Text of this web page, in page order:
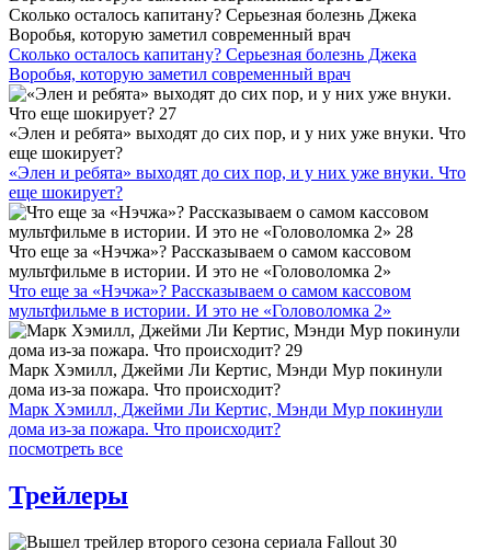
Сколько осталось капитану? Серьезная болезнь Джека
Воробья, которую заметил современный врач
Сколько осталось капитану? Серьезная болезнь Джека
Воробья, которую заметил современный врач
«Элен и ребята» выходят до сих пор, и у них уже внуки. Что
еще шокирует?
«Элен и ребята» выходят до сих пор, и у них уже внуки. Что
еще шокирует?
Что еще за «Нэчжа»? Рассказываем о самом кассовом
мультфильме в истории. И это не «Головоломка 2»
Что еще за «Нэчжа»? Рассказываем о самом кассовом
мультфильме в истории. И это не «Головоломка 2»
Марк Хэмилл, Джейми Ли Кертис, Мэнди Мур покинули
дома из-за пожара. Что происходит?
Марк Хэмилл, Джейми Ли Кертис, Мэнди Мур покинули
дома из-за пожара. Что происходит?
посмотреть все
Трейлеры